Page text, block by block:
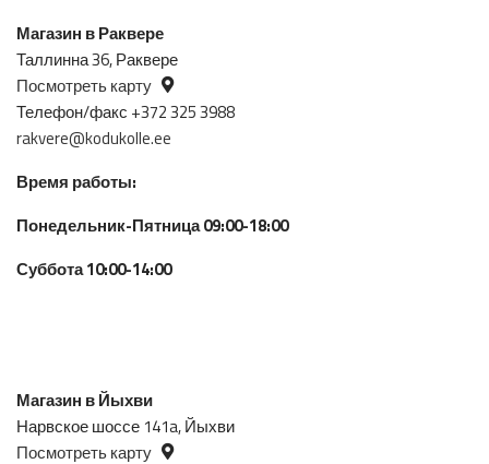
Магазин в Раквере
Таллинна 36, Раквере
Посмотреть карту
Телефон/факс +372 325 3988
rakvere@kodukolle.ee
Время работы:
Понедельник-Пятница 09:00-18:00
Суббота 10:00-14:00
Магазин в Йыхви
Нарвское шоссе 141a, Йыхви
Посмотреть карту